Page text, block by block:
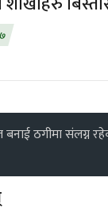
ठगीमा संलग्न